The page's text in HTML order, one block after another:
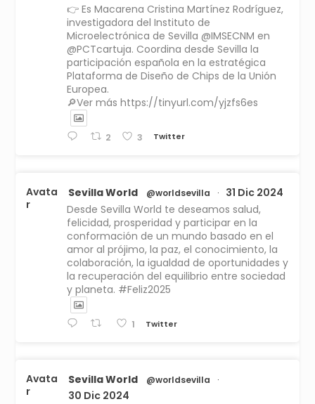
👉 Es Macarena Cristina Martínez Rodríguez,
investigadora del Instituto de
Microelectrónica de Sevilla @IMSECNM en
@PCTcartuja. Coordina desde Sevilla la
participación española en la estratégica
Plataforma de Diseño de Chips de la Unión
Europea.
🔎Ver más https://tinyurl.com/yjzfs6es
2 3 Twitter
Avata
r
Sevilla World @worldsevilla ·
31 Dic 2024
Desde Sevilla World te deseamos salud,
felicidad, prosperidad y participar en la
conformación de un mundo basado en el
amor al prójimo, la paz, el conocimiento, la
colaboración, la igualdad de oportunidades y
la recuperación del equilibrio entre sociedad
y planeta. #Feliz2025
1 Twitter
Avata
r
Sevilla World @worldsevilla ·
30 Dic 2024